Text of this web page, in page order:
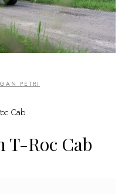
PETRI
Cab
T-Roc Cab